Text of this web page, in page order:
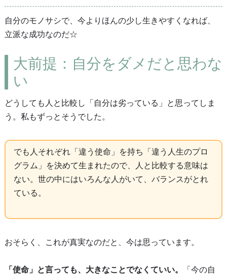
自分のモノサシで、今よりほんの少し生きやすくなれば、
立派な成功なのだ☆
大前提：自分をダメだと思わな
い
どうしても人と比較し「自分は劣っている」と思ってしま
う。私もずっとそうでした。
でも人それぞれ「違う使命」を持ち「違う人生のプロ
グラム」を決めて生まれたので、人と比較する意味は
ない。世の中にはいろんな人がいて、バランスがとれ
ている。
おそらく、これが真実なのだと、今は思っています。
「使命」と言っても、大きなことでなくていい。
「今の自